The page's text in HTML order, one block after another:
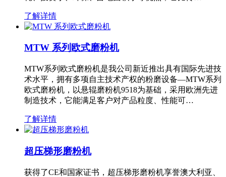
了解详情
MTW 系列欧式磨粉机
MTW系列欧式磨粉机是我公司新近推出具有国际先进技
术水平，拥有多项自主技术产权的粉磨设备—MTW系列
欧式磨粉机，以悬辊磨粉机9518为基础，采用欧洲先进
制造技术，它能满足客户对产品粒度、性能可…
了解详情
超压梯形磨粉机
获得了CE和国家证书，超压梯形磨粉机享誉澳大利亚、